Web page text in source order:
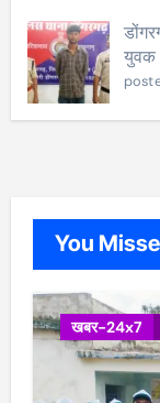
युवक
You
खबर-24x7